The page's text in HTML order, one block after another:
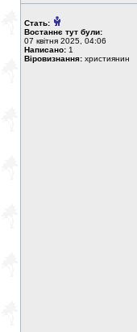
Стать:
Востаннє тут були:
07 квітня 2025, 04:06
Написано: 1
Віровизнання: християнин